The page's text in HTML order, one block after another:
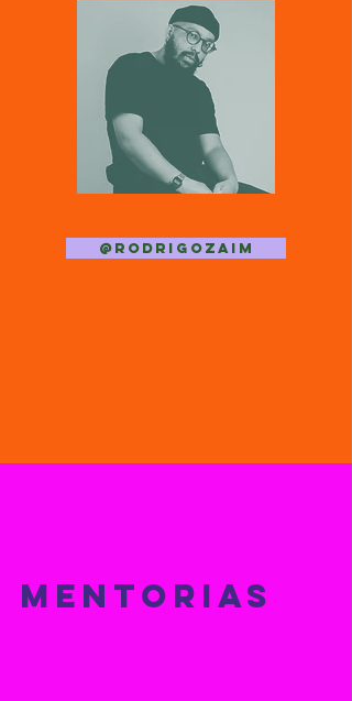
@rodrigozaim
mentorias